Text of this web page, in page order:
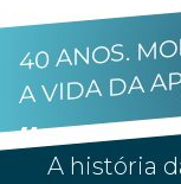
40 ANOS.
A VIDA DA
A história